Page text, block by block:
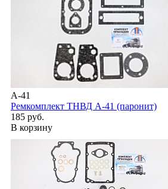
А-41
Ремкомплект ТНВД А-41 (паронит)
185 руб.
В корзину